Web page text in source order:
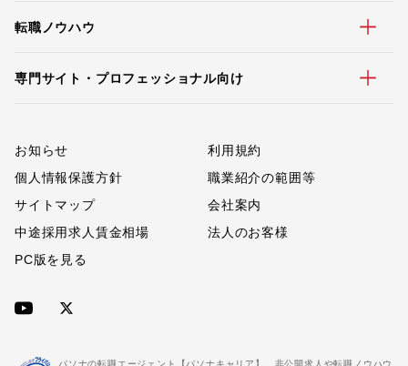
転職ノウハウ
専門サイト・プロフェッショナル向け
お知らせ
利用規約
個人情報保護方針
職業紹介の範囲等
サイトマップ
会社案内
中途採用求人賃金相場
法人のお客様
PC版を見る
パソナの転職エージェント【パソナキャリア】。非公開求人や転職ノウハウ